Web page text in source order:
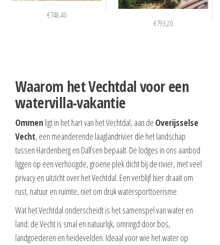
€748,40
€793,20
Waarom het Vechtdal voor een
watervilla-vakantie
Ommenligt in het hart van het Vechtdal, aan de Overijsselse
Vecht, een meanderende laaglandrivier die het landschap
tussen Hardenberg en Dalfsen bepaalt. De lodges in ons aanbod
liggen op een verhoogde, groene plek dicht bij de rivier, met veel
privacy en uitzicht over het Vechtdal. Een verblijf hier draait om
rust, natuur en ruimte, niet om druk watersporttoerisme.
Wat het Vechtdal onderscheidt is het samenspel van water en
land: de Vecht is smal en natuurlijk, omringd door bos,
landgoederen en heidevelden. Ideaal voor wie het water op